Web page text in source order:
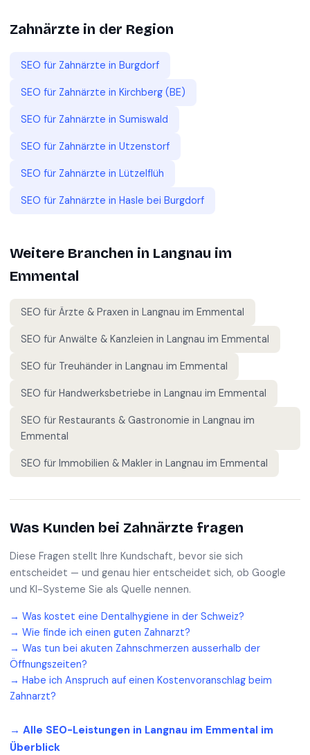
Zahnärzte in der Region
SEO für Zahnärzte in Burgdorf
SEO für Zahnärzte in Kirchberg (BE)
SEO für Zahnärzte in Sumiswald
SEO für Zahnärzte in Utzenstorf
SEO für Zahnärzte in Lützelflüh
SEO für Zahnärzte in Hasle bei Burgdorf
Weitere Branchen in Langnau im
Emmental
SEO für Ärzte & Praxen in Langnau im Emmental
SEO für Anwälte & Kanzleien in Langnau im Emmental
SEO für Treuhänder in Langnau im Emmental
SEO für Handwerksbetriebe in Langnau im Emmental
SEO für Restaurants & Gastronomie in Langnau im
Emmental
SEO für Immobilien & Makler in Langnau im Emmental
Was Kunden bei Zahnärzte fragen
Diese Fragen stellt Ihre Kundschaft, bevor sie sich
entscheidet — und genau hier entscheidet sich, ob Google
und KI-Systeme Sie als Quelle nennen.
→ Was kostet eine Dentalhygiene in der Schweiz?
→ Wie finde ich einen guten Zahnarzt?
→ Was tun bei akuten Zahnschmerzen ausserhalb der
Öffnungszeiten?
→ Habe ich Anspruch auf einen Kostenvoranschlag beim
Zahnarzt?
→ Alle SEO-Leistungen in Langnau im Emmental im
Überblick